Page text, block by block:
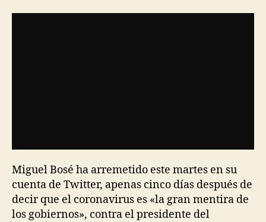
Miguel Bosé ha arremetido este martes en su
cuenta de Twitter, apenas cinco días después de
decir que el coronavirus es «la gran mentira de
los gobiernos», contra el presidente del